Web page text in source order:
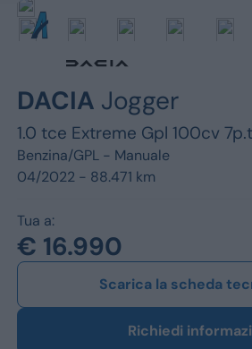
Alfa
DACIA Jogger
1.0 tce Extreme Gpl 100cv
Benzina/GPL - Manuale
04/2022 - 88.471 km
Tua a:
€ 16.990
Scarica la scheda
Richiedi